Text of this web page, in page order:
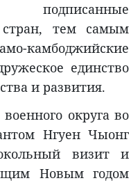
подписанные
стран, тем самым
единство
и развития.
округа во
Нгуен Чыонг
визит и
Новым годом